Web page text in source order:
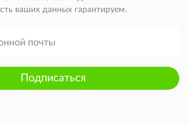
ваших данных гарантируем.
Подписаться